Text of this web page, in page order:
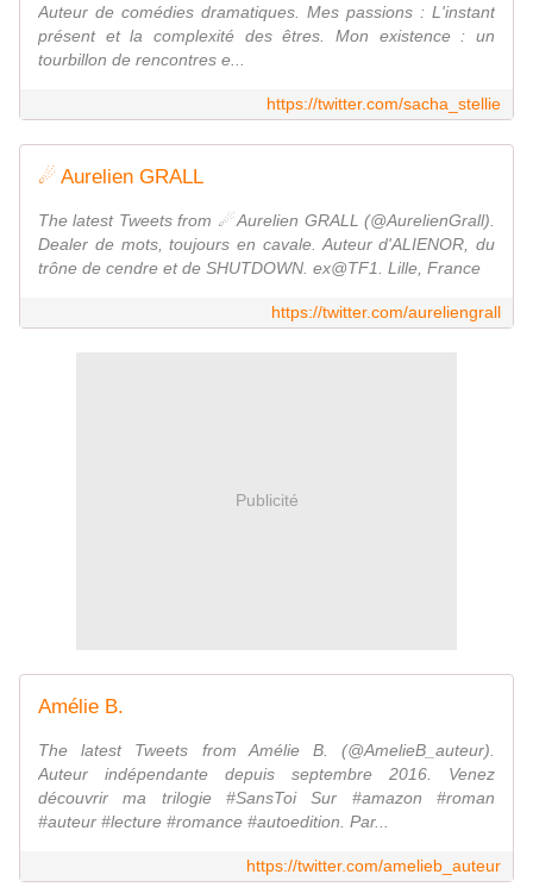
Auteur de comédies dramatiques. Mes passions : L'instant
présent et la complexité des êtres. Mon existence : un
tourbillon de rencontres e...
https://twitter.com/sacha_stellie
☄ Aurelien GRALL
The latest Tweets from ☄ Aurelien GRALL (@AurelienGrall).
Dealer de mots, toujours en cavale. Auteur d'ALIENOR, du
trône de cendre et de SHUTDOWN. ex@TF1. Lille, France
https://twitter.com/aureliengrall
Publicité
Amélie B.
The latest Tweets from Amélie B. (@AmelieB_auteur).
Auteur indépendante depuis septembre 2016. Venez
découvrir ma trilogie #SansToi Sur #amazon #roman
#auteur #lecture #romance #autoedition. Par...
https://twitter.com/amelieb_auteur